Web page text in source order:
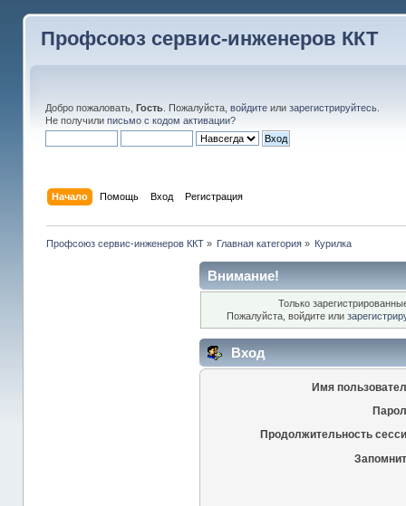
Профсоюз сервис-инженеров ККТ
Добро пожаловать, Гость. Пожалуйста, войдитеили зарегистрируйтесь.
Не получили письмо с кодом активации?
Начало Помощь Вход Регистрация
Профсоюз сервис-инженеров ККТ» Главная категория » Курилка
Внимание!
Только
Пожалуйста, войдите или
Вход
Имя
Продолжительность